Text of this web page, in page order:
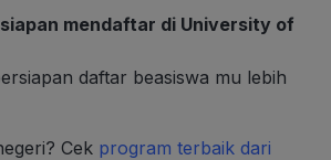
mendaftar di University of
daftar beasiswa mu lebih
Cek program terbaik dari